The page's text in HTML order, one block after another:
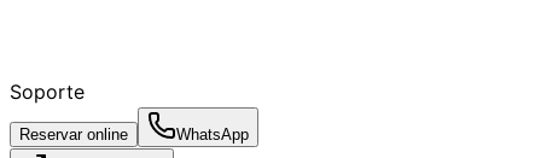
Soporte
Reservar online WhatsApp